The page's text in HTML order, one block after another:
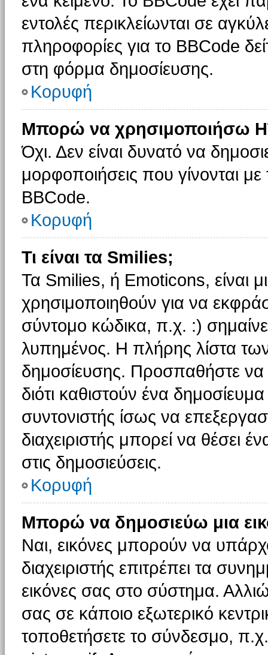
εντολές περικλείωνται σε
πληροφορίες για το BBCode
στη φόρμα δημοσίευσης.
Κορυφή
Μπορώ να χρησιμοποιήσω
Όχι. Δεν είναι δυνατό να
μορφοποιήσεις που γίνονται
BBCode.
Κορυφή
Τι είναι τα Smilies;
Τα Smilies, ή Emoticons, είναι
χρησιμοποιηθούν για να
σύντομο κώδικα, π.χ. :)
λυπημένος. Η πλήρης λίστα των
δημοσίευσης. Προσπαθήστε να
διότι καθιστούν ένα
συντονιστής ίσως να
διαχειριστής μπορεί να θέσει
στις δημοσιεύσεις.
Κορυφή
Μπορώ να δημοσιεύω μια
Ναι, εικόνες μπορούν να
διαχειριστής επιτρέπει τα
εικόνες σας στο σύστημα.
σας σε κάποιο εξωτερικό
τοποθετήσετε το σύνδεσμο,